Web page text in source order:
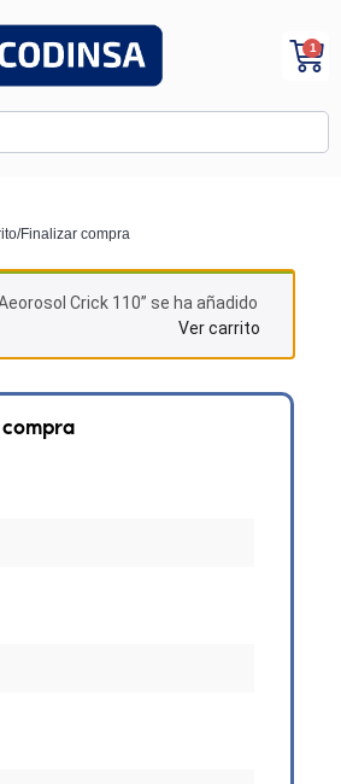
1
/Finalizar compra
Crick 110” se ha añadido
Ver carrito